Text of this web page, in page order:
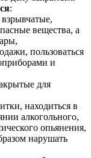
:
вещества, а
пользоваться
и
для
находиться в
алкогольного,
опьянения,
нарушать